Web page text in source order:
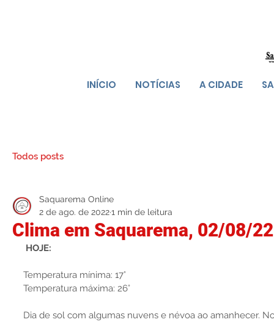
INÍCIO NOTÍCIAS A CIDADE
Todos posts
Clima em Saquarema, 02/08/22
Saquarema Online
2 de ago. de 20221 min de leitura
HOJE:
Temperatura mínima: 17°
Temperatura máxima: 26°
Dia de sol com algumas nuvens e névoa ao amanhecer.